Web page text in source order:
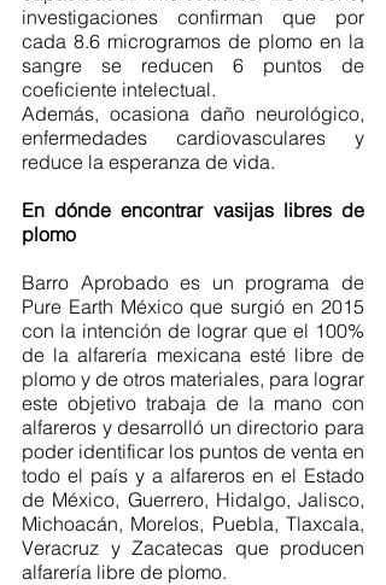
investigaciones confirman que por
cada 8.6 microgramos de plomo en la
sangre se reducen 6 puntos de
coeficiente intelectual.
Además, ocasiona daño neurológico,
enfermedades cardiovasculares y
reduce la esperanza de vida.
En dónde encontrar vasijas libres de
plomo
Barro Aprobado es un programa de
Pure Earth México que surgió en 2015
con la intención de lograr que el 100%
de la alfarería mexicana esté libre de
plomo y de otros materiales, para lograr
este objetivo trabaja de la mano con
alfareros y desarrolló un directorio para
poder identificar los puntos de venta en
todo el país y a alfareros en el Estado
de México, Guerrero, Hidalgo, Jalisco,
Michoacán, Morelos, Puebla, Tlaxcala,
Veracruz y Zacatecas que producen
alfarería libre de plomo.